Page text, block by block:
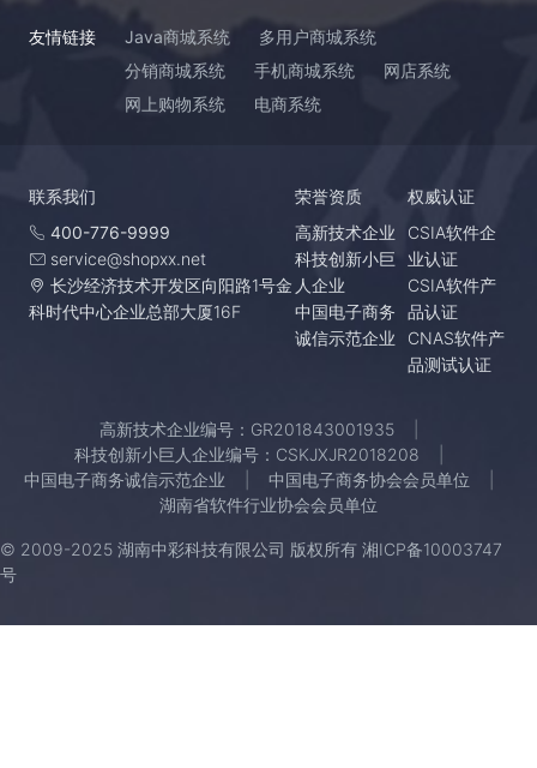
友情链接 Java商城系统
多用户商城系统
分销商城系统
手机商城系统
网店系统
网上购物系统
电商系统
联系我们
400-776-9999
service@shopxx.net
长沙经济技术开发区向阳路1号金
科时代中心企业总部大厦16F
荣誉资质
高新技术企业
科技创新小巨
人企业
中国电子商务
诚信示范企业
权威认证
CSIA软件企
业认证
CSIA软件产
品认证
CNAS软件产
品测试认证
高新技术企业编号：GR201843001935
科技创新小巨人企业编号：CSKJXJR2018208
中国电子商务诚信示范企业
中国电子商务协会会员单位
湖南省软件行业协会会员单位
© 2009-2025 湖南中彩科技有限公司 版权所有 湘ICP备10003747
号